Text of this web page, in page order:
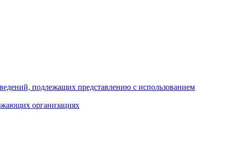
подлежащих представлению с использованием
организациях